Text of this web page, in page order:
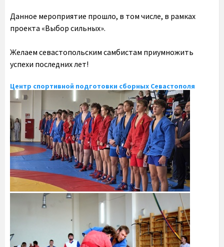
Данное мероприятие прошло, в том числе, в рамках
проекта «Выбор сильных».
Желаем севастопольским самбистам приумножить
успехи последних лет!
Центр спортивной подготовки сборных Севастополя